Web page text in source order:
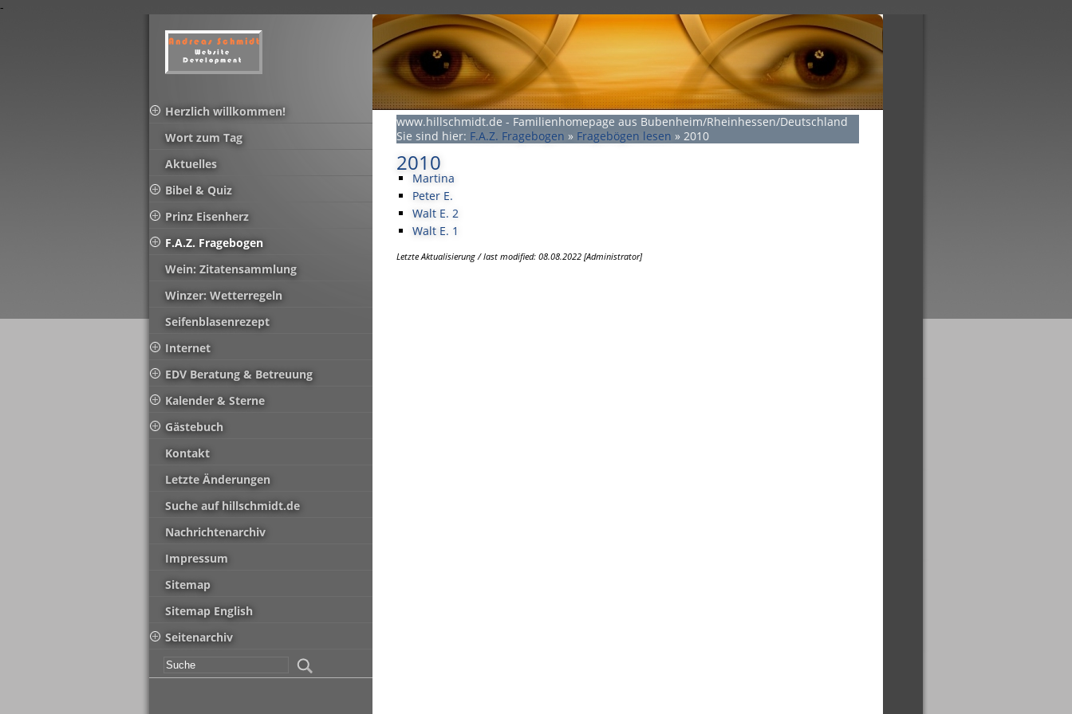
-
Herzlich willkommen!
Wort zum Tag
Aktuelles
Bibel & Quiz
Prinz Eisenherz
F.A.Z. Fragebogen
Wein: Zitatensammlung
Winzer: Wetterregeln
Seifenblasenrezept
Internet
EDV Beratung & Betreuung
Kalender & Sterne
Gästebuch
Kontakt
Letzte Änderungen
Suche auf hillschmidt.de
Nachrichtenarchiv
Impressum
Sitemap
Sitemap English
Seitenarchiv
www.hillschmidt.de - Familienhomepage aus Bubenheim/Rheinhessen/Deutschland
Sie sind hier: F.A.Z. Fragebogen » Fragebögen lesen » 2010
2010
Martina
Peter E.
Walt E. 2
Walt E. 1
Letzte Aktualisierung / last modified: 08.08.2022 [Administrator]